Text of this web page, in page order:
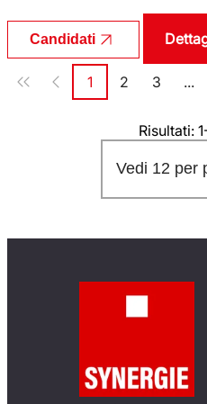
Candidati
Paginazione
Pagina
1 Pagina
2 Pagina
3 ...
Risultati:
Vedi 12 per